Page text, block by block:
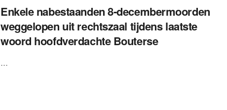
Enkele nabestaanden 8-decembermoorden
weggelopen uit rechtszaal tijdens laatste
woord hoofdverdachte Bouterse
...